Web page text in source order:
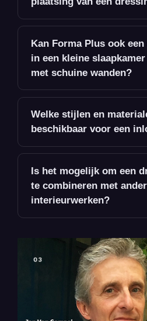
Kan Forma Plus ook
in een kleine
met schuine wanden?
Welke stijlen en
beschikbaar voor een
Is het mogelijk om een
te combineren met
interieurwerken?